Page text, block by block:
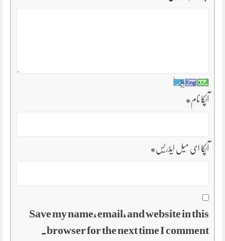
آپکا نام*
آپکا ای میل ایڈریس*
Save my name, email, and website in this
browser for the next time I comment.